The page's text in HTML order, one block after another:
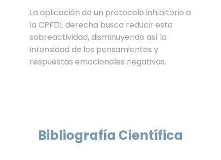
La aplicación de un protocolo inhibitorio a
la CPFDL derecha busca reducir esta
sobreactividad, disminuyendo así la
intensidad de los pensamientos y
respuestas emocionales negativas.
Bibliografía Científica